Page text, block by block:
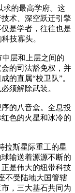
求的最高学府。这
术、深空跃迁引擎
是学者，往往也是
技寡头。
中层和上层之间的
的司法豁免权，并
的直属“校卫队”。
须解除武装。
的八音盒。全息投
色的火星和冰冷的
拉斯星际重工的星
输送着源源不断的
是伟大的纽带科技
不受陆地大国管辖
，三大基石共同为